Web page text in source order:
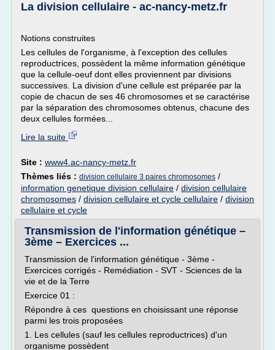
La division cellulaire - ac-nancy-metz.fr
Notions construites
Les cellules de l'organisme, à l'exception des cellules
reproductrices, possèdent la même information génétique
que la cellule-oeuf dont elles proviennent par divisions
successives. La division d'une cellule est préparée par la
copie de chacun de ses 46 chromosomes et se caractérise
par la séparation des chromosomes obtenus, chacune des
deux cellules formées...
Lire la suite
Site : www4.ac-nancy-metz.fr
Thèmes liés : division cellulaire 3 paires chromosomes /
information genetique division cellulaire / division cellulaire
chromosomes / division cellulaire et cycle cellulaire / division
cellulaire et cycle
Transmission de l'information génétique –
3ème – Exercices ...
Transmission de l'information génétique - 3ème -
Exercices corrigés - Remédiation - SVT - Sciences de la
vie et de la Terre
Exercice 01 :
Répondre à ces questions en choisissant une réponse
parmi les trois proposées
1. Les cellules (sauf les cellules reproductrices) d'un
organisme possèdent